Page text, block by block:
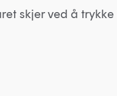
skjer ved å trykke